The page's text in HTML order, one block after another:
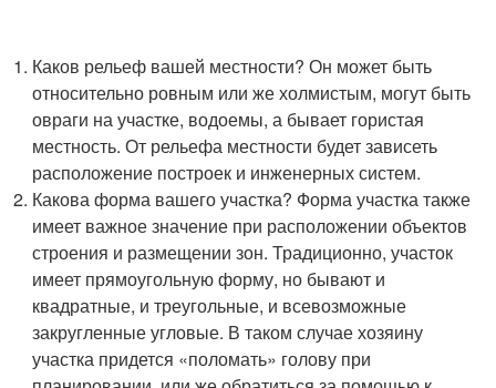
Каков рельеф вашей местности? Он может быть
относительно ровным или же холмистым, могут быть
овраги на участке, водоемы, а бывает гористая
местность. От рельефа местности будет зависеть
расположение построек и инженерных систем.
Какова форма вашего участка? Форма участка также
имеет важное значение при расположении объектов
строения и размещении зон. Традиционно, участок
имеет прямоугольную форму, но бывают и
квадратные, и треугольные, и всевозможные
закругленные угловые. В таком случае хозяину
участка придется «поломать» голову при